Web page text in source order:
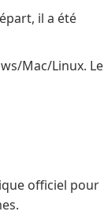
il a été
Mac/Linux. Le
officiel pour